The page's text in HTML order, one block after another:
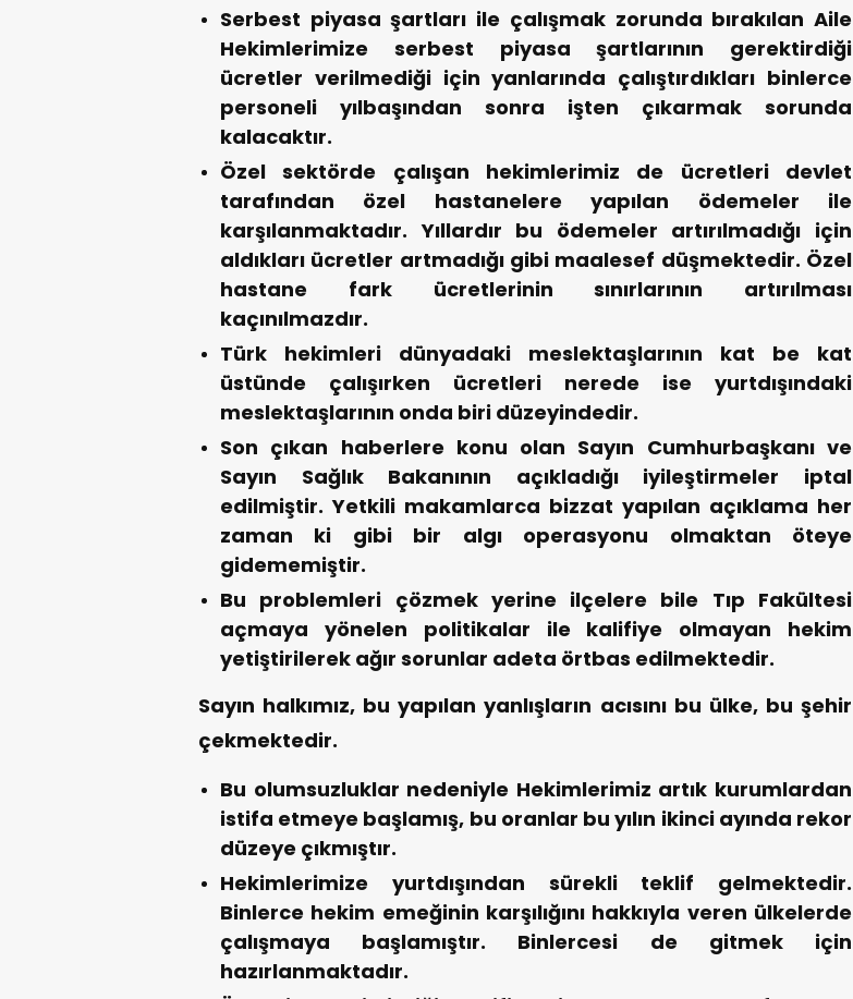
Serbest piyasa şartları ile çalışmak zorunda bırakılan Aile
Hekimlerimize serbest piyasa şartlarının gerektirdiği
ücretler verilmediği için yanlarında çalıştırdıkları binlerce
personeli yılbaşından sonra işten çıkarmak sorunda
kalacaktır.
Özel sektörde çalışan hekimlerimiz de ücretleri devlet
tarafından özel hastanelere yapılan ödemeler ile
karşılanmaktadır. Yıllardır bu ödemeler artırılmadığı için
aldıkları ücretler artmadığı gibi maalesef düşmektedir. Özel
hastane fark ücretlerinin sınırlarının artırılması
kaçınılmazdır.
Türk hekimleri dünyadaki meslektaşlarının kat be kat
üstünde çalışırken ücretleri nerede ise yurtdışındaki
meslektaşlarının onda biri düzeyindedir.
Son çıkan haberlere konu olan Sayın Cumhurbaşkanı ve
Sayın Sağlık Bakanının açıkladığı iyileştirmeler iptal
edilmiştir. Yetkili makamlarca bizzat yapılan açıklama her
zaman ki gibi bir algı operasyonu olmaktan öteye
gidememiştir.
Bu problemleri çözmek yerine ilçelere bile Tıp Fakültesi
açmaya yönelen politikalar ile kalifiye olmayan hekim
yetiştirilerek ağır sorunlar adeta örtbas edilmektedir.
Sayın halkımız, bu yapılan yanlışların acısını bu ülke, bu şehir
çekmektedir.
Bu olumsuzluklar nedeniyle Hekimlerimiz artık kurumlardan
istifa etmeye başlamış, bu oranlar bu yılın ikinci ayında rekor
düzeye çıkmıştır.
Hekimlerimize yurtdışından sürekli teklif gelmektedir.
Binlerce hekim emeğinin karşılığını hakkıyla veren ülkelerde
çalışmaya başlamıştır. Binlercesi de gitmek için
hazırlanmaktadır.